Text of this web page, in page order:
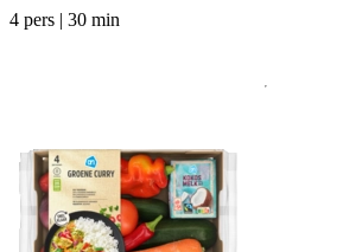
4 pers | 30 min